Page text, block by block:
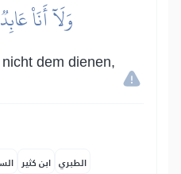
وَلَآ أَنَا۠
dem dienen,
ابن كثير الطبري